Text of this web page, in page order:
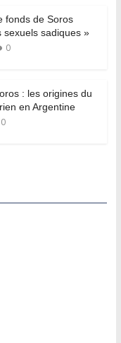
fonds de Soros
sadiques »
0
: les origines du
en Argentine
0